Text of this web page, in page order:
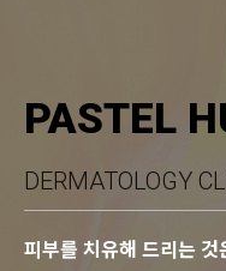
PASTEL
DERMATOLOGY
피부를 치유해 드리는